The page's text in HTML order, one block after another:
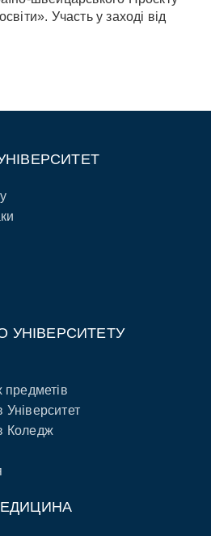
Участь у заході від
УНІВЕРСИТЕТУ
предметів
Коледж